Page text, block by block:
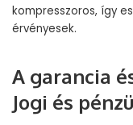
kompresszoros, így
érvényesek.
A garancia
Jogi és